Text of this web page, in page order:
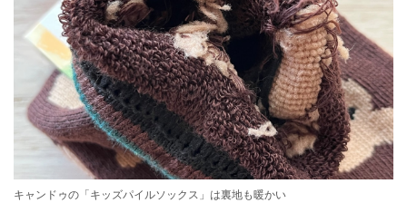
キャンドゥの「キッズパイルソックス」は裏地も暖かい